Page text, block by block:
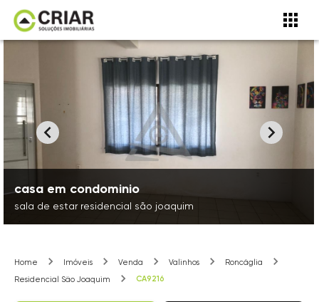
casa em condominio
sala de estar residencial são joaquim
Home Imóveis Venda Valinhos
Roncáglia
Residencial São Joaquim
CA9216